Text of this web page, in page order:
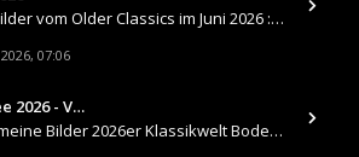
​Hallo , Hier sind die Bilder vom Older Classics im Juni 2026 : https://up.picr.de/51155940wd.jpg https://up.pic
07:06
2026 - V…
Hallo , Hier sind nun meine Bilder 2026er Klassikwelt Bodensee 😀 https://up.picr.de/51125547rb.jpg https://up.pi